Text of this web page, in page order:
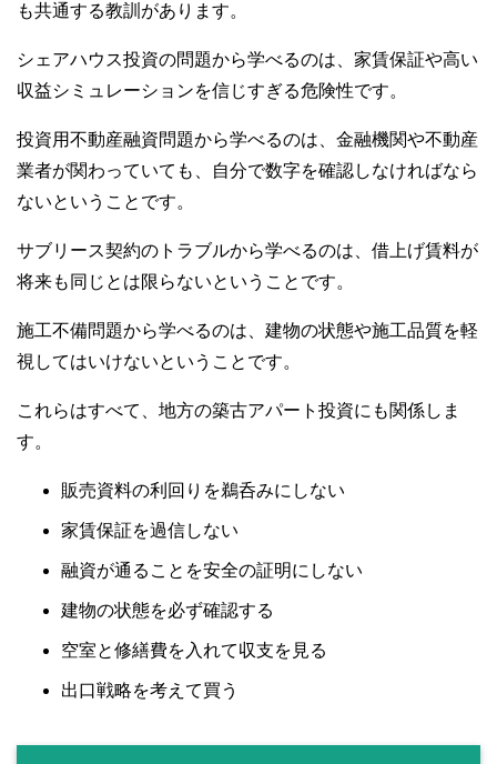
も共通する教訓があります。
シェアハウス投資の問題から学べるのは、家賃保証や高い
収益シミュレーションを信じすぎる危険性です。
投資用不動産融資問題から学べるのは、金融機関や不動産
業者が関わっていても、自分で数字を確認しなければなら
ないということです。
サブリース契約のトラブルから学べるのは、借上げ賃料が
将来も同じとは限らないということです。
施工不備問題から学べるのは、建物の状態や施工品質を軽
視してはいけないということです。
これらはすべて、地方の築古アパート投資にも関係しま
す。
販売資料の利回りを鵜呑みにしない
家賃保証を過信しない
融資が通ることを安全の証明にしない
建物の状態を必ず確認する
空室と修繕費を入れて収支を見る
出口戦略を考えて買う